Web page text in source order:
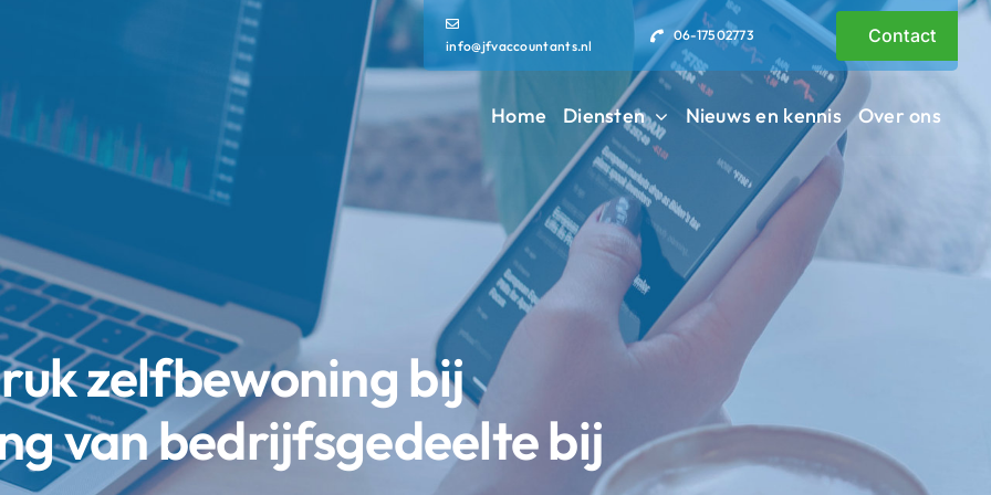
info@jfvaccountants.nl
06-17502773 Contact
Home Diensten Nieuws en kennis Over ons
zelfbewoning bij
van bedrijfsgedeelte bij